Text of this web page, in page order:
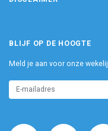
BLIJF OP DE HOOGTE
Meld je aan voor onze